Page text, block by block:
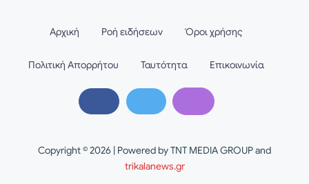
Copyright © 2026 | Powered by TNT MEDIA GROUP and
trikalanews.gr
Αρχική Ροή ειδήσεων Όροι χρήσης
Πολιτική Απορρήτου Ταυτότητα Επικοινωνία